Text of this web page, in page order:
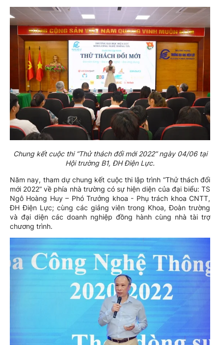
Chung kết cuộc thi “Thử thách đổi mới 2022” ngày 04/06 tại
Hội trường B1, ĐH Điện Lực.
Năm nay, tham dự chung kết cuộc thi lập trình “Thử thách đổi
mới 2022” về phía nhà trường có sự hiện diện của đại biểu: TS
Ngô Hoàng Huy – Phó Trưởng khoa - Phụ trách khoa CNTT,
ĐH Điện Lực; cùng các giảng viên trong Khoa, Đoàn trường
và đại diện các doanh nghiệp đồng hành cùng nhà tài trợ
chương trình.